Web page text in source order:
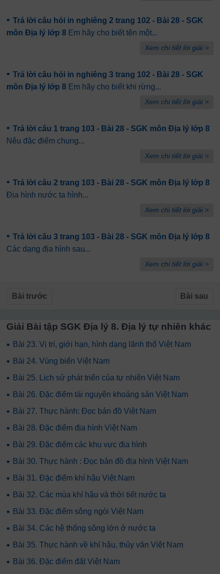
• Trả lời câu hỏi in nghiêng 2 trang 102 - Bài 28 - SGK
môn Địa lý lớp 8 Em hãy cho biết tên một...
Xem chi tiết lời giải >
• Trả lời câu hỏi in nghiêng 3 trang 102 - Bài 28 - SGK
môn Địa lý lớp 8 Em hãy cho biết khi rừng...
Xem chi tiết lời giải >
• Trả lời câu 1 trang 103 - Bài 28 - SGK môn Địa lý lớp 8
Nêu đặc điểm chung...
Xem chi tiết lời giải >
• Trả lời câu 2 trang 103 - Bài 28 - SGK môn Địa lý lớp 8
Địa hình nước ta hình...
Xem chi tiết lời giải >
• Trả lời câu 3 trang 103 - Bài 28 - SGK môn Địa lý lớp 8
Các dạng địa hình sau...
Xem chi tiết lời giải >
Bài trước Bài sau
Giải Bài tập SGK Địa lý 8. Địa lý tự nhiên khác
• Bài 23. Vị trí, giới hạn, hình dạng lãnh thổ Việt Nam
• Bài 24. Vùng biển Việt Nam
• Bài 25. Lịch sử phát triển của tự nhiên Việt Nam
• Bài 26. Đặc điểm tài nguyên khoáng sản Việt Nam
• Bài 27. Thực hành: Đọc bản đồ Việt Nam
• Bài 28. Đặc điểm địa hình Việt Nam
• Bài 29. Đặc điểm các khu vực địa hình
• Bài 30. Thực hành : Đọc bản đồ địa hình Việt Nam
• Bài 31. Đặc điểm khí hậu Việt Nam
• Bài 32. Các mùa khí hậu và thời tiết nước ta
• Bài 33. Đặc điểm sông ngòi Việt Nam
• Bài 34. Các hệ thống sông lớn ở nước ta
• Bài 35. Thực hành về khí hậu, thủy văn Việt Nam
• Bài 36. Đặc điểm đất Việt Nam